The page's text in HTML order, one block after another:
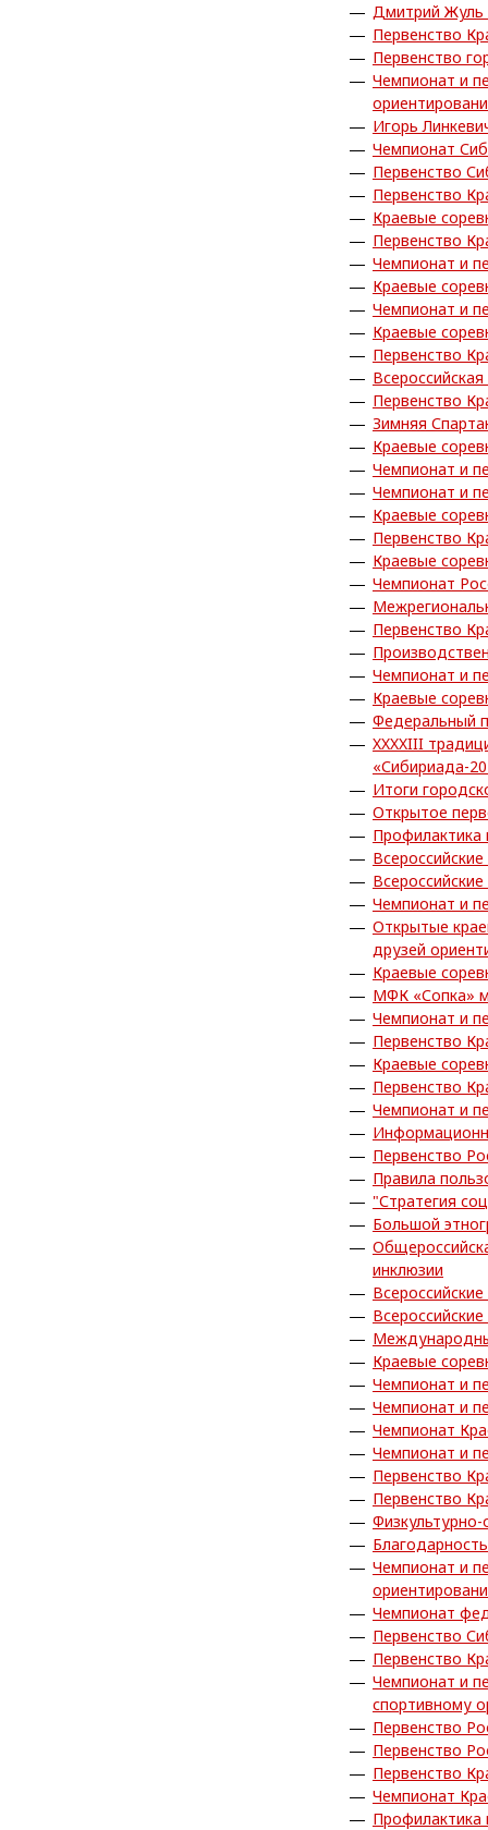
Дмитрий Жуль
Первенство
Первенство
Чемпионат и
Игорь
Чемпионат
Первенство
Первенство
Краевые
Первенство
Чемпионат и
Краевые
Чемпионат и
Краевые
Первенство
Первенство
Зимняя
Краевые
Чемпионат и
Чемпионат и
Краевые
Первенство
Краевые
Чемпионат
Первенство
Чемпионат и
Краевые
Федеральный
XXXXIII
«Сибириада-
Итоги
Открытое
Чемпионат и
Открытые
друзей
Краевые
МФК «Сопка»
Чемпионат и
Первенство
Краевые
Первенство
Чемпионат и
Первенство
Правила
"Стратегия
Большой
инклюзии
Краевые
Чемпионат и
Чемпионат и
Чемпионат
Чемпионат и
Первенство
Первенство
Благодарность
Чемпионат и
Чемпионат
Первенство
Первенство
Чемпионат и
спортивному
Первенство
Первенство
Первенство
Чемпионат